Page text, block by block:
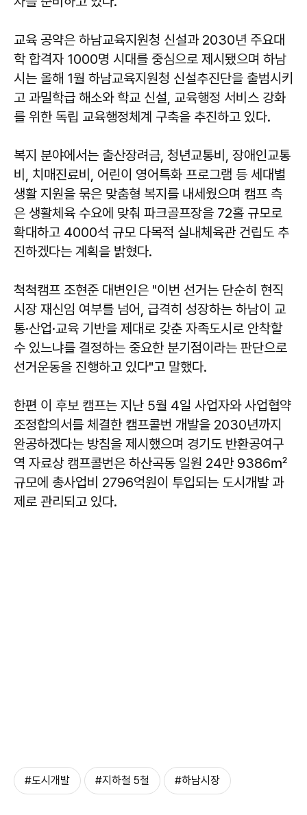
교육 공약은 하남교육지원청 신설과 2030년 주요대
학 합격자 1000명 시대를 중심으로 제시됐으며 하남
시는 올해 1월 하남교육지원청 신설추진단을 출범시키
고 과밀학급 해소와 학교 신설, 교육행정 서비스 강화
를 위한 독립 교육행정체계 구축을 추진하고 있다.
복지 분야에서는 출산장려금, 청년교통비, 장애인교통
비, 치매진료비, 어린이 영어특화 프로그램 등 세대별
생활 지원을 묶은 맞춤형 복지를 내세웠으며 캠프 측
은 생활체육 수요에 맞춰 파크골프장을 72홀 규모로
확대하고 4000석 규모 다목적 실내체육관 건립도 추
진하겠다는 계획을 밝혔다.
척척캠프 조현준 대변인은 "이번 선거는 단순히 현직
시장 재신임 여부를 넘어, 급격히 성장하는 하남이 교
통·산업·교육 기반을 제대로 갖춘 자족도시로 안착할
수 있느냐를 결정하는 중요한 분기점이라는 판단으로
선거운동을 진행하고 있다"고 말했다.
한편 이 후보 캠프는 지난 5월 4일 사업자와 사업협약
조정합의서를 체결한 캠프콜번 개발을 2030년까지
완공하겠다는 방침을 제시했으며 경기도 반환공여구
역 자료상 캠프콜번은 하산곡동 일원 24만 9386㎡
규모에 총사업비 2796억원이 투입되는 도시개발 과
제로 관리되고 있다.
#도시개발 #지하철 5철 #하남시장